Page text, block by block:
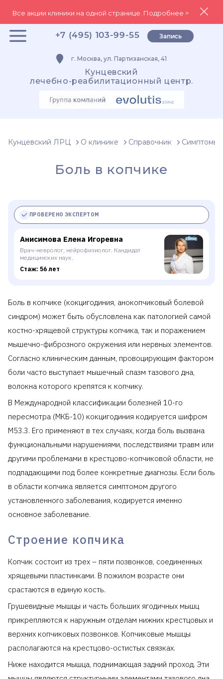
Все акции клиники на одной странице. Подробнее >
+7 (495) 103-99-55 Запись
г. Москва, ул. Партизанская, 41
Кунцевский
лечебно-реабилитационный центр.
Кунцевский ЛРЦ О клинике Справочник Симптомы
Боль в копчике
ПРОВЕРЕНО ЭКСПЕРТОМ
Анисимова Елена Игоревна
Врач-невролог, нейрофизиолог. Кандидат
медицинских наук.
Стаж: 56 лет
Боль в копчике (кокцигодиния, анокопчиковый болевой
синдром) может быть обусловлена как патологией самой
костно-хрящевой структуры копчика, так и поражением
мышечно-фиброзного окружения или нервных элементов.
Согласно клиническим данным, провоцирующим фактором
боли часто выступает мышечный спазм тазового дна,
волокна которого крепятся к копчику.
В Международной классификации болезней 10-го
пересмотра (МКБ-10) кокцигодиния кодируется шифром
M53.3. Его применяют в тех случаях, когда боль вызвана
функциональными нарушениями, последствиями травм или
другими проблемами в крестцово-копчиковой области, не
подпадающими под более конкретные диагнозы. Если боль
в области копчика является симптомом другого
установленного заболевания, кодируется именно
основное заболевание.
Строение копчика
Копчик состоит из трех – пяти позвонков, соединенных
хрящевыми пластинками. В пожилом возрасте они
срастаются в единую кость.
Грушевидные мышцы и часть больших ягодичных мышц
прикрепляются к наружным отделам нижних крестцовых и
верхних копчиковых позвонков. Копчиковые мышцы
располагаются на крестцово-остистых связках.
Ниже находится мышца, поднимающая задний проход. Эти